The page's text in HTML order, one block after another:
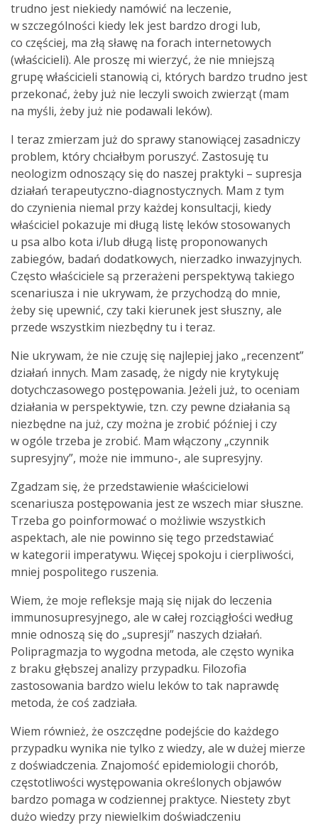
trudno jest niekiedy namówić na leczenie,
w szczególności kiedy lek jest bardzo drogi lub,
co częściej, ma złą sławę na forach internetowych
(właścicieli). Ale proszę mi wierzyć, że nie mniejszą
grupę właścicieli stanowią ci, których bardzo trudno jest
przekonać, żeby już nie leczyli swoich zwierząt (mam
na myśli, żeby już nie podawali leków).
I teraz zmierzam już do sprawy stanowiącej zasadniczy
problem, który chciałbym poruszyć. Zastosuję tu
neologizm odnoszący się do naszej praktyki – supresja
działań terapeutyczno-diagnostycznych. Mam z tym
do czynienia niemal przy każdej konsultacji, kiedy
właściciel pokazuje mi długą listę leków stosowanych
u psa albo kota i/lub długą listę proponowanych
zabiegów, badań dodatkowych, nierzadko inwazyjnych.
Często właściciele są przerażeni perspektywą takiego
scenariusza i nie ukrywam, że przychodzą do mnie,
żeby się upewnić, czy taki kierunek jest słuszny, ale
przede wszystkim niezbędny tu i teraz.
Nie ukrywam, że nie czuję się najlepiej jako „recenzent”
działań innych. Mam zasadę, że nigdy nie krytykuję
dotychczasowego postępowania. Jeżeli już, to oceniam
działania w perspektywie, tzn. czy pewne działania są
niezbędne na już, czy można je zrobić później i czy
w ogóle trzeba je zrobić. Mam włączony „czynnik
supresyjny”, może nie immuno-, ale supresyjny.
Zgadzam się, że przedstawienie właścicielowi
scenariusza postępowania jest ze wszech miar słuszne.
Trzeba go poinformować o możliwie wszystkich
aspektach, ale nie powinno się tego przedstawiać
w kategorii imperatywu. Więcej spokoju i cierpliwości,
mniej pospolitego ruszenia.
Wiem, że moje refleksje mają się nijak do leczenia
immunosupresyjnego, ale w całej rozciągłości według
mnie odnoszą się do „supresji” naszych działań.
Polipragmazja to wygodna metoda, ale często wynika
z braku głębszej analizy przypadku. Filozofia
zastosowania bardzo wielu leków to tak naprawdę
metoda, że coś zadziała.
Wiem również, że oszczędne podejście do każdego
przypadku wynika nie tylko z wiedzy, ale w dużej mierze
z doświadczenia. Znajomość epidemiologii chorób,
częstotliwości występowania określonych objawów
bardzo pomaga w codziennej praktyce. Niestety zbyt
dużo wiedzy przy niewielkim doświadczeniu